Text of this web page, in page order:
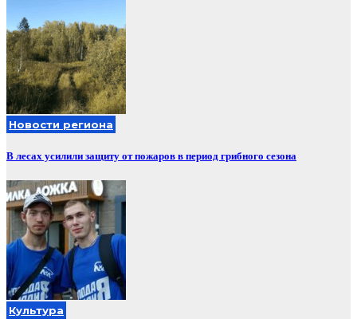
Новости региона
В лесах усилили защиту от пожаров в период грибного сезона
Культура